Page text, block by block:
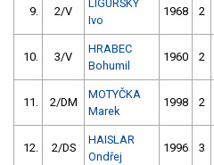
9. 2/V
LIGURSKÝ
Ivo
1968 2
10. 3/V
HRABEC
Bohumil
1960 2
11. 2/DM
MOTYČKA
Marek
1998 2
12. 2/DS
HAISLAR
Ondřej
1996 3